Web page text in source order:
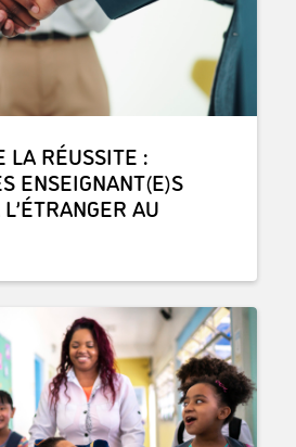
LA RÉUSSITE :
ENSEIGNANT(E)S
AU